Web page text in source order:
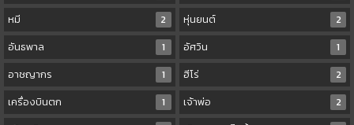
หมี
2 หุ่นยนต์
2
อันธพาล
1 อัศวิน
1
อาชญากร
1 ฮีโร่
2
เครื่องบินตก
1 เจ้าพ่อ
2